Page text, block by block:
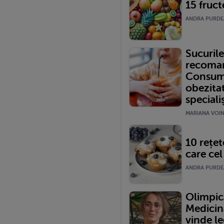
15
ANDRA
MARIANA
10
care
ANDRA
vinde